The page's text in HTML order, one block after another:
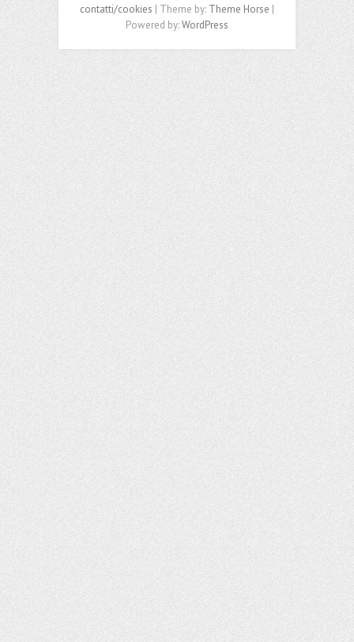
contatti/cookies | Theme by: Theme Horse |
Powered by:WordPress